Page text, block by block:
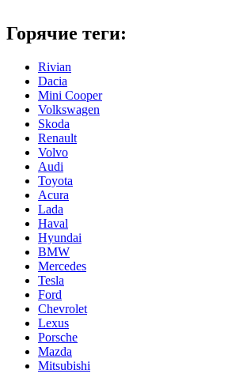
Горячие теги:
Rivian
Dacia
Mini Cooper
Volkswagen
Skoda
Renault
Volvo
Audi
Toyota
Acura
Lada
Haval
Hyundai
BMW
Mercedes
Tesla
Ford
Chevrolet
Lexus
Porsche
Mazda
Mitsubishi